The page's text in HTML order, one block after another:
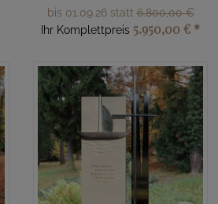
bis 01.09.26 statt6.800,00 €
Ihr Komplettpreis 5.950,00 € *